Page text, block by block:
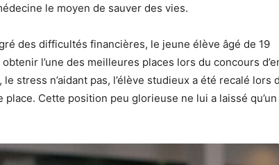
le moyen de sauver des vies.
des difficultés financières, le jeune élève âgé de 19
l’une des meilleures places lors du concours
stress n’aidant pas, l’élève studieux a été recalé lors
place. Cette position peu glorieuse ne lui a laissé